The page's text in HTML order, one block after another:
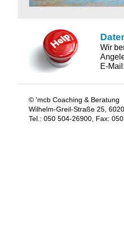
Wir
E-Mail:
© 'mcb Coaching & Beratung
Wilhelm-Greil-Straße 25,
Tel.: 050 504-26900, Fax: